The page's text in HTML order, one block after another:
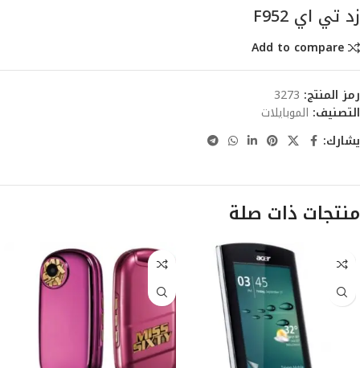
زد تي اي F952
Add to compare
رمز المنتج: 3273
التصنيف: الموبايلات
يشارك:
منتجات ذات صلة